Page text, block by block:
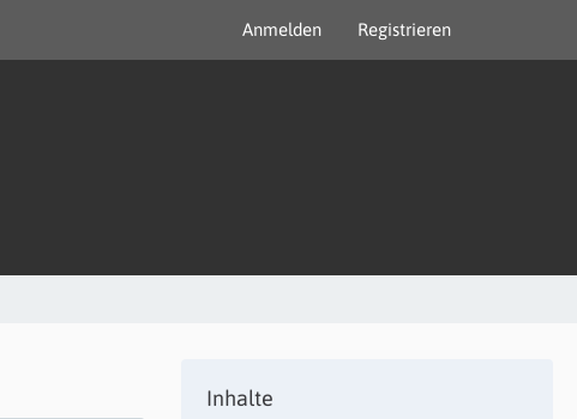
Anmelden Registrieren
Inhalte